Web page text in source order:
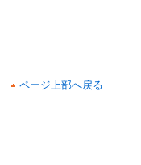
ページ上部へ戻る